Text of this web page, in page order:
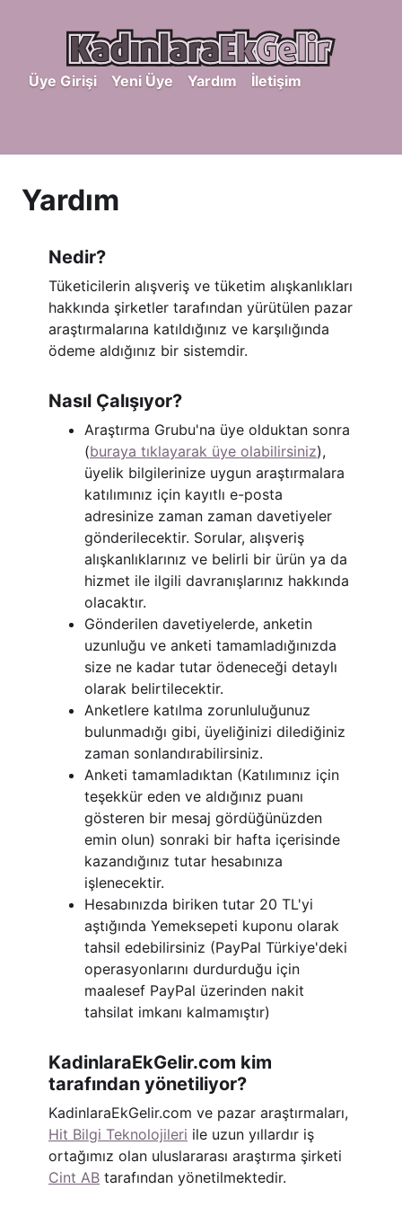
Üye Girişi Yeni Üye Yardım İletişim
Yardım
Nedir?
Tüketicilerin alışveriş ve tüketim alışkanlıkları
hakkında şirketler tarafından yürütülen pazar
araştırmalarına katıldığınız ve karşılığında
ödeme aldığınız bir sistemdir.
Nasıl Çalışıyor?
Araştırma Grubu'na üye olduktan sonra
(buraya tıklayarak üye olabilirsiniz),
üyelik bilgilerinize uygun araştırmalara
katılımınız için kayıtlı e-posta
adresinize zaman zaman davetiyeler
gönderilecektir. Sorular, alışveriş
alışkanlıklarınız ve belirli bir ürün ya da
hizmet ile ilgili davranışlarınız hakkında
olacaktır.
Gönderilen davetiyelerde, anketin
uzunluğu ve anketi tamamladığınızda
size ne kadar tutar ödeneceği detaylı
olarak belirtilecektir.
Anketlere katılma zorunluluğunuz
bulunmadığı gibi, üyeliğinizi dilediğiniz
zaman sonlandırabilirsiniz.
Anketi tamamladıktan (Katılımınız için
teşekkür eden ve aldığınız puanı
gösteren bir mesaj gördüğünüzden
emin olun) sonraki bir hafta içerisinde
kazandığınız tutar hesabınıza
işlenecektir.
Hesabınızda biriken tutar 20 TL'yi
aştığında Yemeksepeti kuponu olarak
tahsil edebilirsiniz (PayPal Türkiye'deki
operasyonlarını durdurduğu için
maalesef PayPal üzerinden nakit
tahsilat imkanı kalmamıştır)
KadinlaraEkGelir.com kim
tarafından yönetiliyor?
KadinlaraEkGelir.com ve pazar araştırmaları,
Hit Bilgi Teknolojileri ile uzun yıllardır iş
ortağımız olan uluslararası araştırma şirketi
Cint AB tarafından yönetilmektedir.